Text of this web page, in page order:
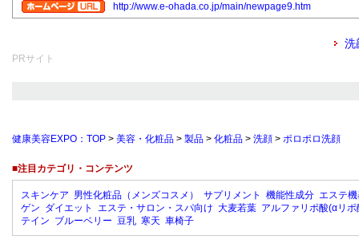
http://www.e-ohada.co.jp/main/newpage9.htm
洗
PRサイト
健康美容EXPO：TOP > 美容・化粧品 > 製品 > 化粧品 > 洗顔 > ポロポロ洗顔
■注目カテゴリ・コンテンツ
スキンケア 男性化粧品（メンズコスメ） サプリメント 機能性成分 エステ
ゲン ダイエット エステ・サロン・スパ向け 大麦若葉 アルファリポ酸(αリポ
テイン ブルーベリー 豆乳 寒天 車椅子